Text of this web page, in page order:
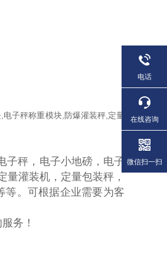
子秤称重模块,防爆灌装秤,定量
子秤，电子小地磅，电子
灌装机，定量包装秤，
等。可根据企业需要为客
务！
电话
在线咨询
微信扫一扫